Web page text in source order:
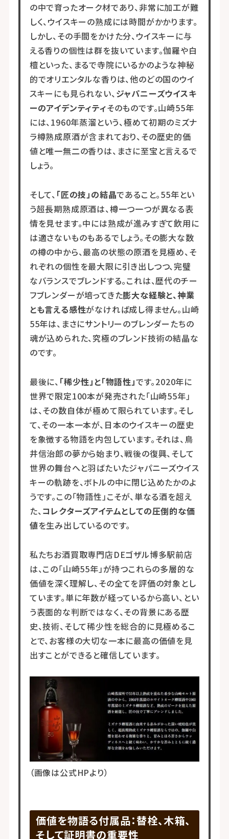
の中で育ったオーク材であり、非常に加工が難
しく、ウイスキーの熟成には時間がかかります。
しかし、その手間をかけた分、ウイスキーに与
える香りの個性は群を抜いています。伽羅や白
檀といった、まるで寺院にいるかのような神秘
的でオリエンタルな香りは、他のどの国のウイ
スキーにも見られない、ジャパニーズウイスキ
ーのアイデンティティそのものです。山崎55年
には、1960年蒸溜という、極めて初期のミズナ
ラ樽熟成原酒が含まれており、その歴史的価
値と唯一無二の香りは、まさに至宝と言えるで
しょう。
そして、 「匠の技」の結晶であること。55年とい
う超長期熟成原酒は、樽一つ一つが異なる表
情を見せます。中には熟成が進みすぎて飲用に
は適さないものもあるでしょう。その膨大な数
の樽の中から、最高の状態の原酒を見極め、そ
れぞれの個性を最大限に引き出しつつ、完璧
なバランスでブレンドする。これは、歴代のチー
フブレンダーが培ってきた膨大な経験と、神業
とも言える感性がなければ成し得ません。山崎
55年は、まさにサントリーのブレンダーたちの
魂が込められた、究極のブレンド技術の結晶な
のです。
最後に、 「稀少性」と「物語性」です。2020年に
世界で限定100本が発売された「山崎55年」
は、その数自体が極めて限られています。そし
て、その一本一本が、日本のウイスキーの歴史
を象徴する物語を内包しています。それは、鳥
井信治郎の夢から始まり、戦後の復興、そして
世界の舞台へと羽ばたいたジャパニーズウイス
キーの軌跡を、ボトルの中に閉じ込めたかのよ
うです。この「物語性」こそが、単なる酒を超え
た、コレクターズアイテムとしての圧倒的な価
値を生み出しているのです。
私たちお酒買取専門店DEゴザル博多駅前店
は、この「山崎55年」が持つこれらの多層的な
価値を深く理解し、その全てを評価の対象とし
ています。単に年数が経っているから高い、とい
う表面的な判断ではなく、その背景にある歴
史、技術、そして稀少性を総合的に見極めるこ
とで、お客様の大切な一本に最高の価値を見
出すことができると確信しています。
（画像は公式HPより）
価値を物語る付属品：替栓、木箱、
そして証明書の重要性